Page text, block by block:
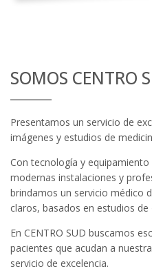
SOMOS CENTRO
Presentamos un servicio de
imágenes y estudios de
Con tecnología y
modernas instalaciones y
brindamos un servicio médico
claros, basados en estudios de
En CENTRO SUD buscamos
pacientes que acudan a
servicio de excelencia.